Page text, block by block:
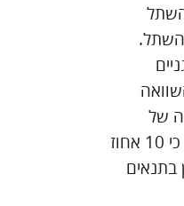
השתל
של
החלל הפנימי של שני החלקים של שתלים. השוואה של ארבעה פתרונות טיפול שונים הוכיחה כי 10 אחוז
בתנאים